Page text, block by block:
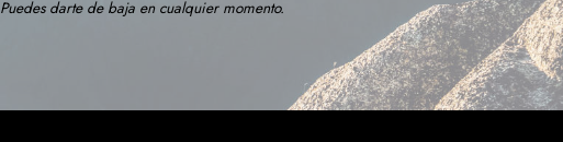
Puedes darte de baja en cualquier momento.